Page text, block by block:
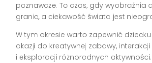
poznawcze. To czas, gdy wyobraźnia
granic, a ciekawość świata jest
W tym okresie warto zapewnić
okazji do kreatywnej zabawy,
i eksploracji różnorodnych